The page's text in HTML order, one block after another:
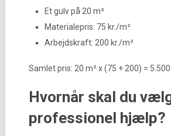
Et gulv på 20 m²
Materialepris: 75 kr./m²
Arbejdskraft: 200 kr./m²
Samlet pris: 20 m² x (75 + 200) = 5.500
Hvornår skal du
professionel hjælp?